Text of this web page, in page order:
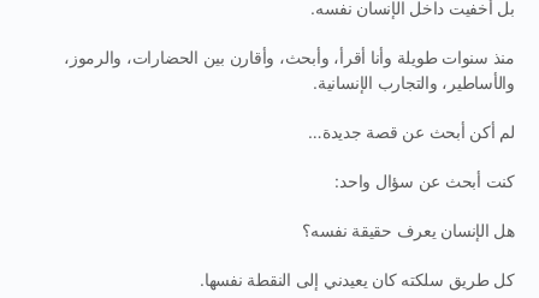
بل أُخفيت داخل الإنسان نفسه.
منذ سنوات طويلة وأنا أقرأ، وأبحث، وأقارن بين الحضارات، والرموز،
والأساطير، والتجارب الإنسانية.
لم أكن أبحث عن قصة جديدة…
كنت أبحث عن سؤال واحد:
هل الإنسان يعرف حقيقة نفسه؟
كل طريق سلكته كان يعيدني إلى النقطة نفسها.